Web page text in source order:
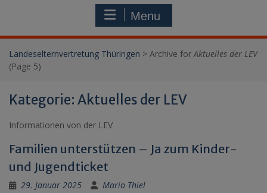
Menu
Landeselternvertretung Thüringen > Archive forAktuelles der LEV
(Page 5)
Kategorie: Aktuelles der LEV
Informationen von der LEV
Familien unterstützen – Ja zum Kinder-
und Jugendticket
29. Januar 2025 Mario Thiel